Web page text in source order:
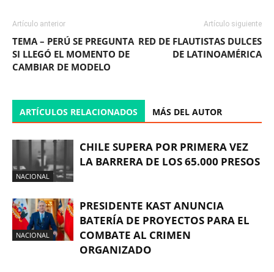
Artículo anterior
TEMA – PERÚ SE PREGUNTA
SI LLEGÓ EL MOMENTO DE
CAMBIAR DE MODELO
Artículo siguiente
RED DE FLAUTISTAS DULCES
DE LATINOAMÉRICA
ARTÍCULOS RELACIONADOS MÁS DEL AUTOR
NACIONAL
CHILE SUPERA POR PRIMERA VEZ
LA BARRERA DE LOS 65.000 PRESOS
NACIONAL
PRESIDENTE KAST ANUNCIA
BATERÍA DE PROYECTOS PARA EL
COMBATE AL CRIMEN
ORGANIZADO